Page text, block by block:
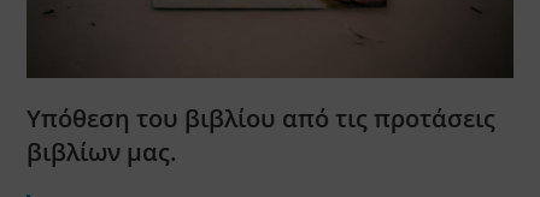
Υπόθεση του βιβλίου από τις προτάσεις
βιβλίων μας.